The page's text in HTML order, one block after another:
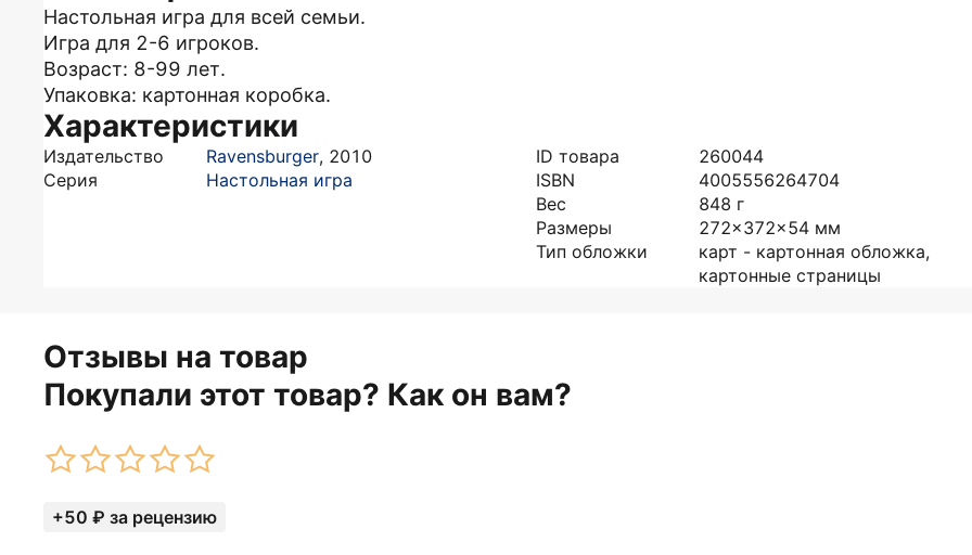
Настольная игра для всей семьи.
Игра для 2-6 игроков.
Возраст: 8-99 лет.
Упаковка: картонная коробка.
Характеристики
Издательство Ravensburger, 2010
Серия
Настольная игра
ID товара
260044
ISBN
4005556264704
Вес
848 г
Размеры
272x372x54 мм
Тип обложки
карт - картонная обложка,
картонные страницы
Отзывы на товар
Покупали этот товар? Как он вам?
+50 ₽ за рецензию